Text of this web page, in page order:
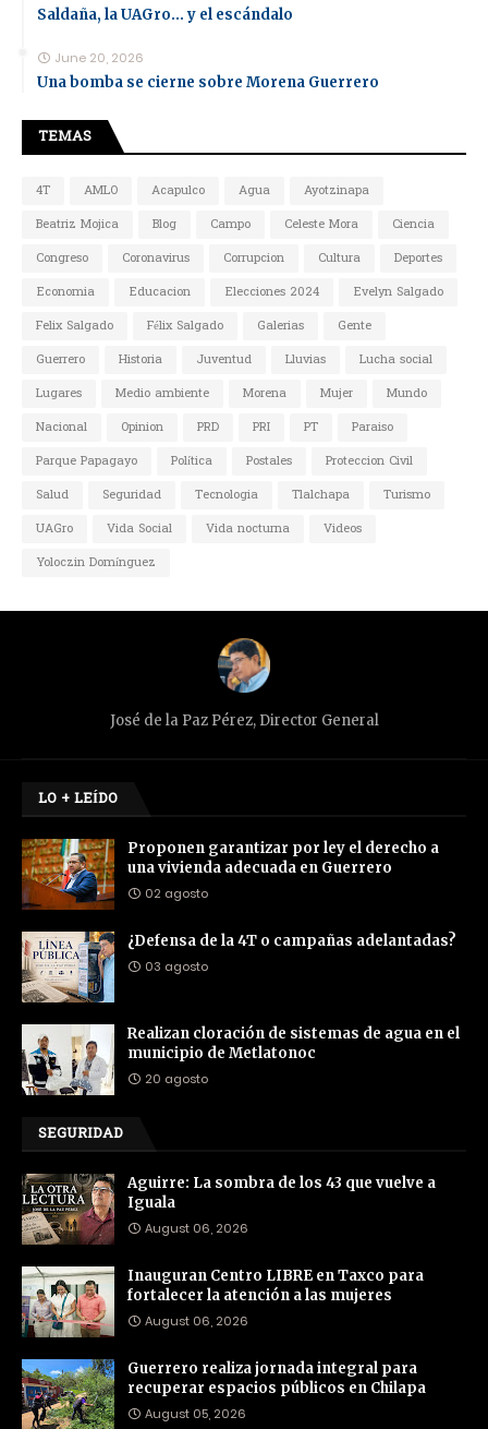
Saldaña, la UAGro... y el escándalo
June 20, 2026
Una bomba se cierne sobre Morena Guerrero
TEMAS
4T AMLO Acapulco Agua
Ayotzinapa
Beatriz Mojica
Blog Campo Celeste Mora
Ciencia
Congreso
Coronavirus Corrupcion Cultura
Deportes
Economia
Educacion Elecciones 2024
Evelyn Salgado
Felix Salgado
Félix Salgado Galerias
Gente
Guerrero
Historia Juventud Lluvias
Lucha social
Lugares
Medio ambiente Morena Mujer
Mundo
Nacional
Opinion PRD PRI PT
Paraiso
Parque Papagayo
Política Postales
Proteccion Civil
Salud
Seguridad Tecnologia Tlalchapa
Turismo
UAGro
Vida Social Vida nocturna
Videos
Yoloczin Domínguez
José de la Paz Pérez, Director General
LO + LEÍDO
Proponen garantizar por ley el derecho a
una vivienda adecuada en Guerrero
02 agosto
¿Defensa de la 4T o campañas adelantadas?
03 agosto
Realizan cloración de sistemas de agua en el
municipio de Metlatonoc
20 agosto
SEGURIDAD
Aguirre: La sombra de los 43 que vuelve a
Iguala
August 06, 2026
Inauguran Centro LIBRE en Taxco para
fortalecer la atención a las mujeres
August 06, 2026
Guerrero realiza jornada integral para
recuperar espacios públicos en Chilapa
August 05, 2026